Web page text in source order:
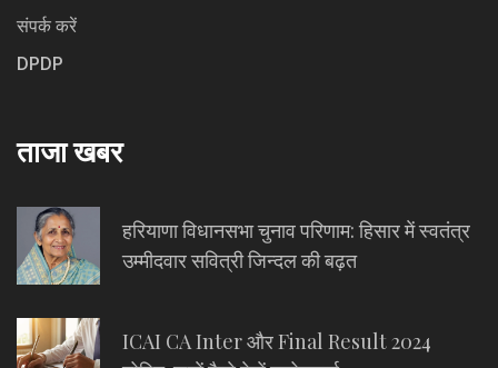
संपर्क करें
DPDP
ताजा खबर
हरियाणा विधानसभा चुनाव परिणाम: हिसार में स्वतंत्र
उम्मीदवार सवित्री जिन्दल की बढ़त
ICAI CA Inter और Final Result 2024